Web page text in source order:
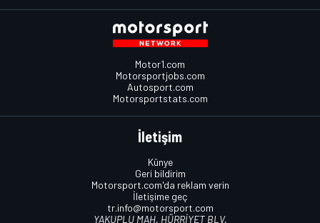
Motor1.com
Motorsportjobs.com
Autosport.com
Motorsportstats.com
İletişim
Künye
Geri bildirim
Motorsport.com'da reklam verin
İletişime geç
tr.info@motorsport.com
YAKUPLU MAH. HÜRRİYET BLV.